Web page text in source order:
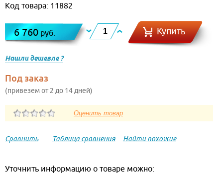
Код товара: 11882
6 760 руб. Купить
Нашли дешевле ?
Под заказ
(привезем от 2 до 14 дней)
Сравнить Таблица сравнения Найти похожие
Уточнить информацию о товаре можно: